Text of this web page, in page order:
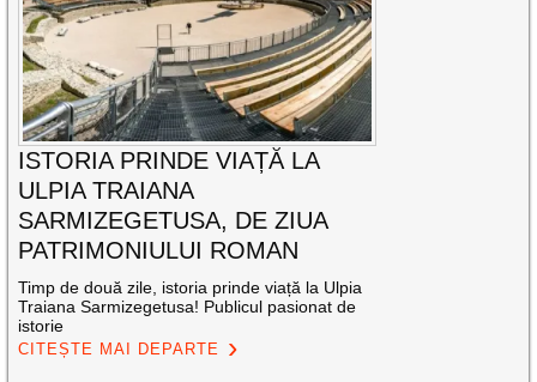
ISTORIA PRINDE VIAȚĂ LA
ULPIA TRAIANA
SARMIZEGETUSA, DE ZIUA
PATRIMONIULUI ROMAN
Timp de două zile, istoria prinde viață la Ulpia
Traiana Sarmizegetusa! Publicul pasionat de
istorie
CITEȘTE MAI DEPARTE